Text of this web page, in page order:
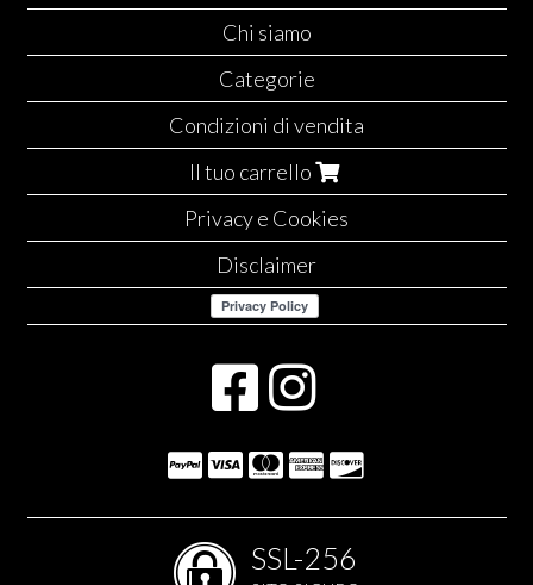
Chi siamo
Categorie
Condizioni di vendita
Il tuo carrello
Privacy e Cookies
Disclaimer
SSL-256